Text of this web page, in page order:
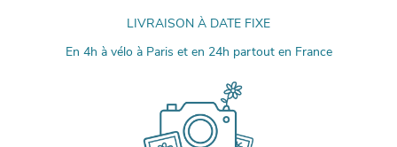
LIVRAISON À DATE FIXE
En 4h à vélo à Paris et en 24h partout en France